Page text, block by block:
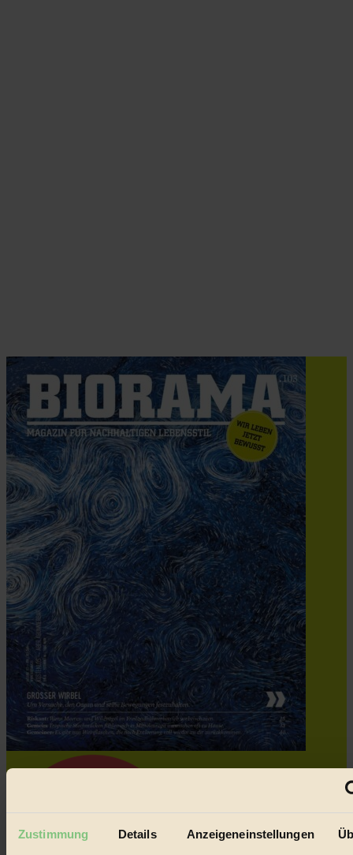
Zustimmung Details Anzeigeneinstellungen